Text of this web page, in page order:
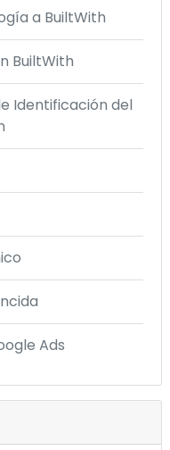
a BuiltWith
BuiltWith
Identificación del
Ads